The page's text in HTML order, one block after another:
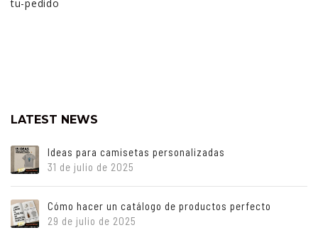
LATEST NEWS
Ideas para camisetas personalizadas
31 de julio de 2025
Cómo hacer un catálogo de productos perfecto
29 de julio de 2025